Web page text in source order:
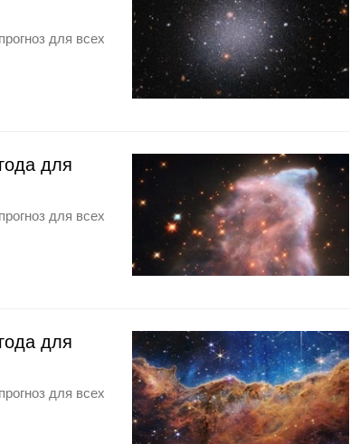
для всех
для
для всех
для
для всех